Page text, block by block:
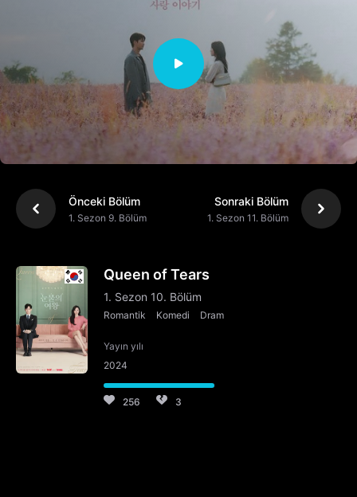
Önceki Bölüm
1. Sezon 9. Bölüm
Sonraki Bölüm
1. Sezon 11. Bölüm
Queen of Tears
1. Sezon 10. Bölüm
Romantik Komedi Dram
Yayın yılı
2024
256 3